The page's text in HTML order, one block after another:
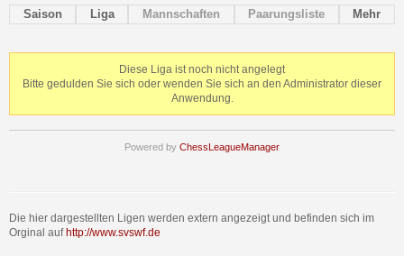
Saison Liga Mannschaften Paarungsliste Mehr
Diese Liga ist noch nicht angelegt
Bitte gedulden Sie sich oder wenden Sie sich an den Administrator dieser
Anwendung.
Powered by ChessLeagueManager
Die hier dargestellten Ligen werden extern angezeigt und befinden sich im
Orginal auf http://www.svswf.de